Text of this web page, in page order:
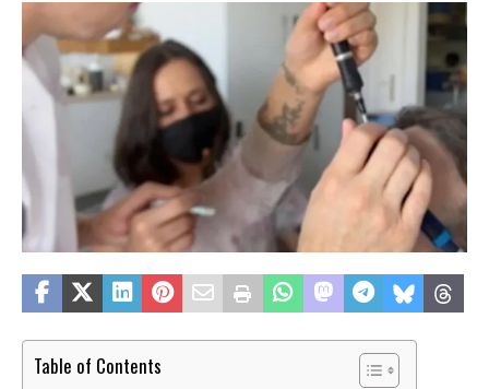
Table of Contents